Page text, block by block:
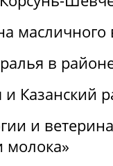
в
Казанский
и
молока»